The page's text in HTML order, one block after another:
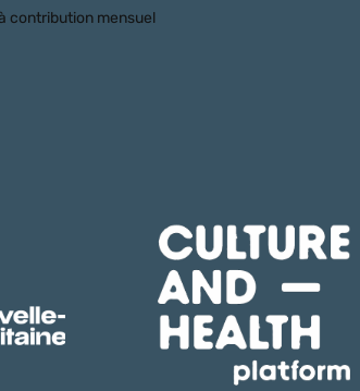
contribution mensuel